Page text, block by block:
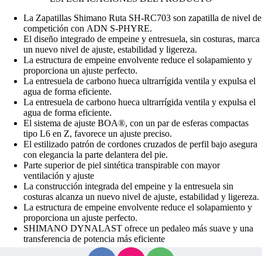
La Zapatillas Shimano Ruta SH-RC703 son zapatilla de nivel de
competición con ADN S-PHYRE.
El diseño integrado de empeine y entresuela, sin costuras, marca
un nuevo nivel de ajuste, estabilidad y ligereza.
La estructura de empeine envolvente reduce el solapamiento y
proporciona un ajuste perfecto.
La entresuela de carbono hueca ultrarrígida ventila y expulsa el
agua de forma eficiente.
La entresuela de carbono hueca ultrarrígida ventila y expulsa el
agua de forma eficiente.
El sistema de ajuste BOA®, con un par de esferas compactas
tipo L6 en Z, favorece un ajuste preciso.
El estilizado patrón de cordones cruzados de perfil bajo asegura
con elegancia la parte delantera del pie.
Parte superior de piel sintética transpirable con mayor
ventilación y ajuste
La construcción integrada del empeine y la entresuela sin
costuras alcanza un nuevo nivel de ajuste, estabilidad y ligereza.
La estructura de empeine envolvente reduce el solapamiento y
proporciona un ajuste perfecto.
SHIMANO DYNALAST ofrece un pedaleo más suave y una
transferencia de potencia más eficiente